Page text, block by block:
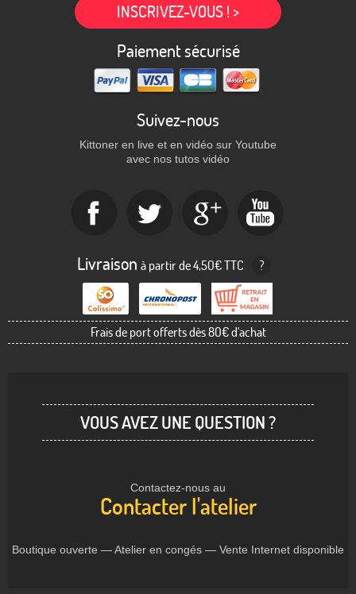
INSCRIVEZ-VOUS ! >
Paiement sécurisé
Suivez-nous
Kittoner en live et en vidéo sur Youtube
avec nos tutos vidéo
Livraison à partir de 4,50€ TTC ?
Frais de port offerts dès 80€ d'achat
VOUS AVEZ UNE QUESTION ?
Contactez-nous au
Contacter l'atelier
Boutique ouverte — Atelier en congés — Vente Internet disponible